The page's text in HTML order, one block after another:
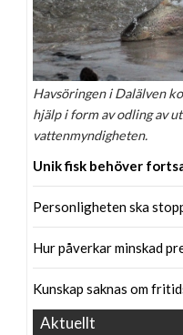
Havsöringen i Dalälven
hjälp i form av odling av
vattenmyndigheten.
Unik fisk behöver
Personligheten ska
Hur påverkar minskad
Kunskap saknas om
Aktuellt